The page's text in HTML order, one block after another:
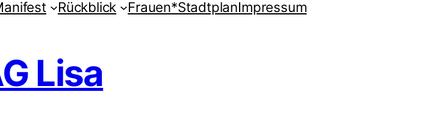
Rückblick Frauen*StadtplanImpressum
Lisa